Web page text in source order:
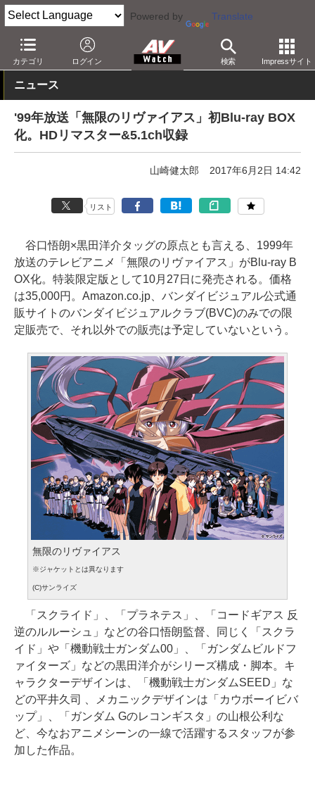
Powered by Translate
カテゴリ ログイン 検索 Impressサイト
AV Watch コンテンツ・サービス BD/DVD
ニュース
'99年放送「無限のリヴァイアス」初Blu-ray BOX
化。HDリマスター&5.1ch収録
山崎健太郎 2017年6月2日 14:42
リスト
谷口悟朗×黒田洋介タッグの原点とも言える、1999年
放送のテレビアニメ「無限のリヴァイアス」がBlu-ray B
OX化。特装限定版として10月27日に発売される。価格
は35,000円。Amazon.co.jp、バンダイビジュアル公式通
販サイトのバンダイビジュアルクラブ(BVC)のみでの限
定販売で、それ以外での販売は予定していないという。
無限のリヴァイアス
※ジャケットとは異なります
(C)サンライズ
「スクライド」、「プラネテス」、「コードギアス 反
逆のルルーシュ」などの谷口悟朗監督、同じく「スクラ
イド」や「機動戦士ガンダム00」、「ガンダムビルドフ
ァイターズ」などの黒田洋介がシリーズ構成・脚本。キ
ャラクターデザインは、「機動戦士ガンダムSEED」な
どの平井久司 、メカニックデザインは「カウボーイビバ
ップ」、「ガンダム Gのレコンギスタ」の山根公利な
ど、今なおアニメシーンの一線で活躍するスタッフが参
加した作品。